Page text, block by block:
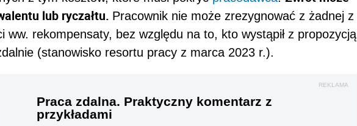
lub ryczałtu. Pracownik nie może zrezygnować z żadnej z
ww. rekompensaty, bez względu na to, kto wystąpił z propozycją
(stanowisko resortu pracy z marca 2023 r.).
REKLAMA
Praca zdalna. Praktyczny komentarz z
przykładami